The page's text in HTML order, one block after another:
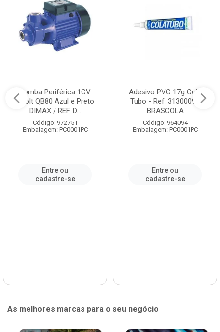
Bomba Periférica 1CV
Bivolt QB80 Azul e Preto
DIMAX / REF. D...
Código: 972751
Embalagem: PC0001PC
Entre ou
cadastre-se
Adesivo PVC 17g Cola
Tubo - Ref. 3130009 -
BRASCOLA
Código: 964094
Embalagem: PC0001PC
Entre ou
cadastre-se
As melhores marcas para o seu negócio